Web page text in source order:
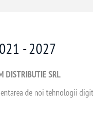
- 2027
DISTRIBUTIE SRL
de noi tehnologii